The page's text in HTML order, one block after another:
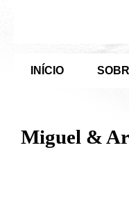
INÍCIO
Miguel &